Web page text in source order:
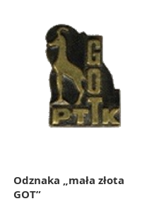
Odznaka „mała złota
GOT”